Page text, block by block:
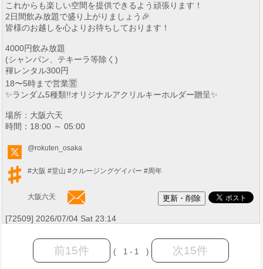
これからも楽しい空間を提供できるよう頑張ります！
2日間飲み放題で盛り上がりましょう🎉
皆様のお越しを心よりお待ちしております！
4000円飲み放題
(シャンパン、テキーラ等除く)
褌レンタル300円
18〜5時まで営業🈺
✨ランダム5種類!!オリジナルアクリルキーホルダー贈呈✨
場所：大阪六天
時間：18:00 ～ 05:00
@rokuten_osaka
#大阪 #堂山 #クルージングゲイバー #周年
大阪六天
[72509] 2026/07/04 Sat 23:14
前15件 ( 1 - 1 ) 次15件